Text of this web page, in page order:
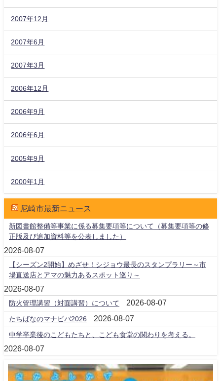
2007年12月
2007年6月
2007年3月
2006年12月
2006年9月
2006年6月
2005年9月
2000年1月
尼崎市最新ニュース
新図書館整備等事業に係る募集要項等について（募集要項等の修
正版及び追加資料等を公表しました）
2026-08-07
【シーズン2開始】めざせ！シジョウ最長のスタンプラリー～市
場直送店とアマの魅力あるスポット巡り～
2026-08-07
防火管理講習（対面講習）について 2026-08-07
たちばなのマナビバ2026 2026-08-07
中学卒業後のこどもたちと、こども食堂の関わりを考える。
2026-08-07